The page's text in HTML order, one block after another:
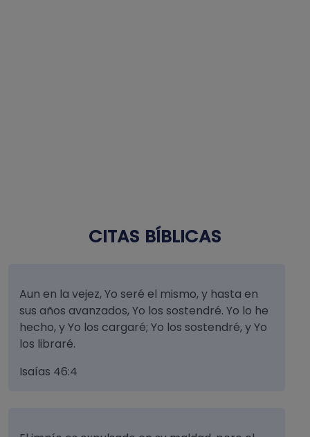
CITAS BÍBLICAS
Aun en la vejez, Yo seré el mismo, y hasta en
sus años avanzados, Yo los sostendré. Yo lo he
hecho, y Yo los cargaré; Yo los sostendré, y Yo
los libraré.
Isaías 46:4